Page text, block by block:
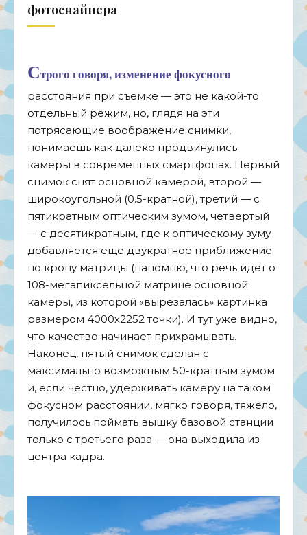
фотоснайпера
Строго говоря, изменение фокусного
расстояния при съемке — это не какой-то
отдельный режим, но, глядя на эти
потрясающие воображение снимки,
понимаешь как далеко продвинулись
камеры в современных смартфонах. Первый
снимок снят основной камерой, второй —
широкоугольной (0.5-кратной), третий — с
пятикратным оптическим зумом, четвертый
— с десятикратным, где к оптическому зуму
добавляется еще двукратное приближение
по кропу матрицы (напомню, что речь идет о
108-мегапиксельной матрице основной
камеры, из которой «вырезалась» картинка
размером 4000х2252 точки). И тут уже видно,
что качество начинает прихрамывать.
Наконец, пятый снимок сделан с
максимально возможным 50-кратным зумом
и, если честно, удерживать камеру на таком
фокусном расстоянии, мягко говоря, тяжело,
получилось поймать вышку базовой станции
только с третьего раза — она выходила из
центра кадра.